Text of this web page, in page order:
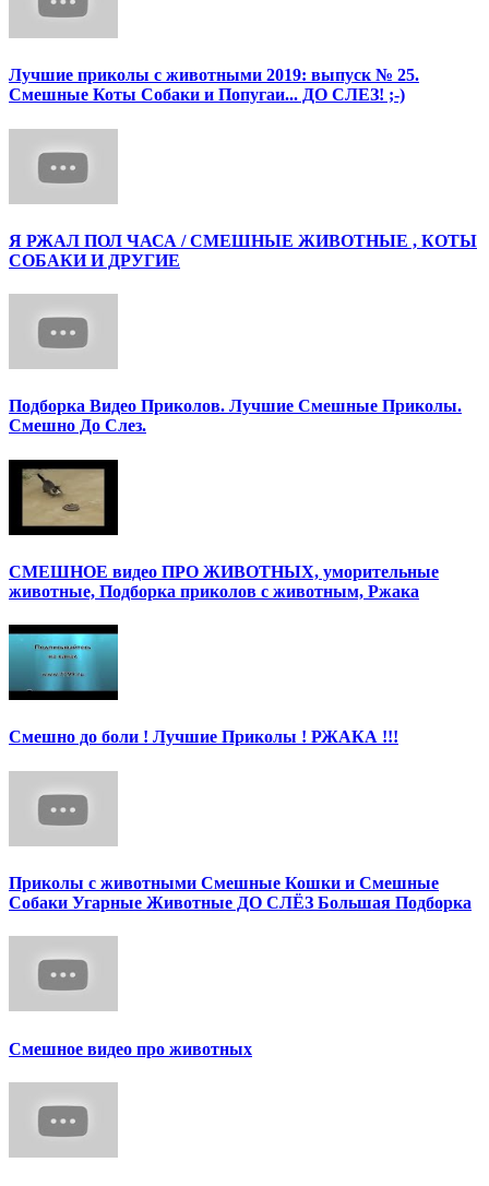
Лучшие приколы с животными 2019: выпуск № 25.
Смешные Коты Собаки и Попугаи... ДО СЛЕЗ! ;-)
Я РЖАЛ ПОЛ ЧАСА / СМЕШНЫЕ ЖИВОТНЫЕ , КОТЫ
СОБАКИ И ДРУГИЕ
Подборка Видео Приколов. Лучшие Смешные Приколы.
Смешно До Слез.
СМЕШНОЕ видео ПРО ЖИВОТНЫХ, уморительные
животные, Подборка приколов с животным, Ржака
Смешно до боли ! Лучшие Приколы ! РЖАКА !!!
Приколы с животными Смешные Кошки и Смешные
Собаки Угарные Животные ДО СЛЁЗ Большая Подборка
Смешное видео про животных